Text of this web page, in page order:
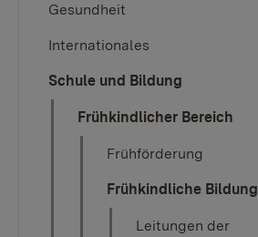
Gesundheit
Internationales
Schule und Bildung
Frühkindlicher Bereich
Frühförderung
Frühkindliche Bildung
Leitungen der